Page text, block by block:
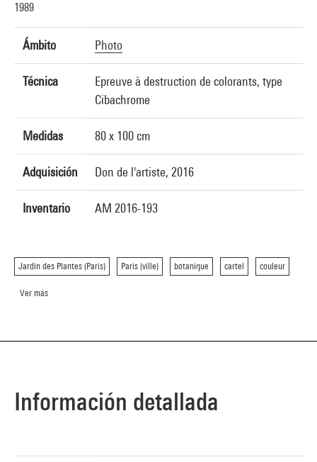
1989
Ámbito Photo
Técnica
Epreuve à destruction de colorants, type
Cibachrome
Medidas 80 x 100 cm
Adquisición Don de l'artiste, 2016
Inventario AM 2016-193
Jardin des Plantes (Paris) Paris (ville) botanique cartel couleur
Ver más
Información detallada